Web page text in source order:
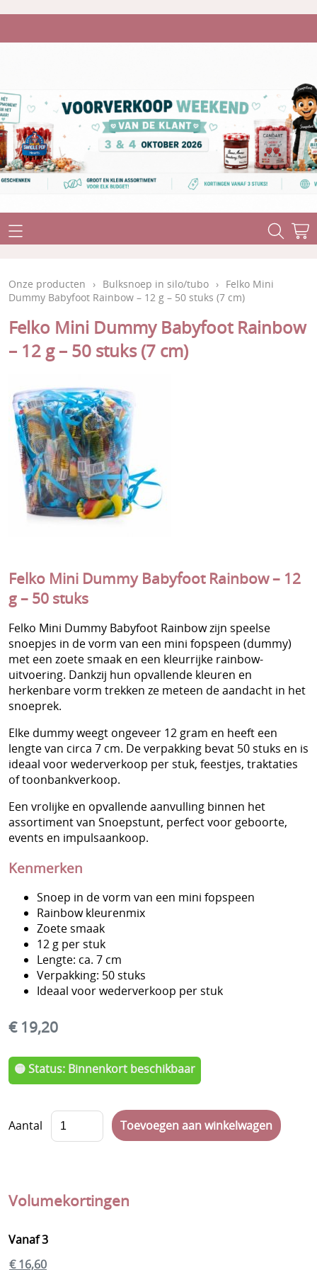
Home
Stuntaanbiedingen
Wafels
Gevulde Snoepzakken A-keuze
Gevulde snoepzakken Haribo
Gevulde snoepzakken Halal
Gevulde spekzakken
Kampkriebels
Voorverkoop Weekend van de klant
Voorverkoop Snoepzak Sinterklaas
Voorverkoop Snoepgoed Sinterklaas
Bulksnoep in kleine zakjes
Bulksnoep in silo/tubo
Snoep verpakt per stuk
Spekken & Marshmallows
Rollen, doosjes en blikjes snoep
Kinderartikelen
Kauwgom
Lekstokken/Snoepstokken
Chips
Amerikaanse snoep
Veggie
Halal
Suikervrij
Chocolade
Dag van de leerkracht
Kerstmis
Eindejaar
Levertermijn
Afhalen - Verzenden
Onze producten › Bulksnoep in silo/tubo › Felko Mini
Dummy Babyfoot Rainbow – 12 g – 50 stuks (7 cm)
Felko Mini Dummy Babyfoot Rainbow
– 12 g – 50 stuks (7 cm)
Felko Mini Dummy Babyfoot Rainbow – 12
g – 50 stuks
Felko Mini Dummy Babyfoot Rainbow zijn speelse
snoepjes in de vorm van een mini fopspeen (dummy)
met een zoete smaak en een kleurrijke rainbow-
uitvoering. Dankzij hun opvallende kleuren en
herkenbare vorm trekken ze meteen de aandacht in het
snoeprek.
Elke dummy weegt ongeveer 12 gram en heeft een
lengte van circa 7 cm. De verpakking bevat 50 stuks en is
ideaal voor wederverkoop per stuk, feestjes, traktaties
of toonbankverkoop.
Een vrolijke en opvallende aanvulling binnen het
assortiment van Snoepstunt, perfect voor geboorte,
events en impulsaankoop.
Kenmerken
Snoep in de vorm van een mini fopspeen
Rainbow kleurenmix
Zoete smaak
12 g per stuk
Lengte: ca. 7 cm
Verpakking: 50 stuks
Ideaal voor wederverkoop per stuk
€ 19,20
🟡 Status: Binnenkort beschikbaar
Aantal
Volumekortingen
Vanaf 3
€ 16,60